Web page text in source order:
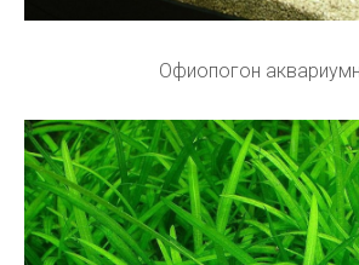
Офиопогон